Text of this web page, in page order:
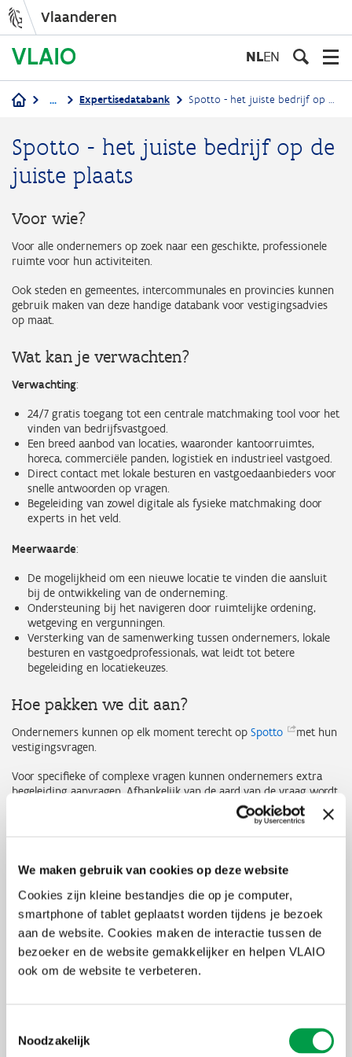
We maken gebruik van cookies op deze website
Cookies zijn kleine bestandjes die op je computer,
smartphone of tablet geplaatst worden tijdens je bezoek
aan de website. Cookies maken de interactie tussen de
bezoeker en de website gemakkelijker en helpen VLAIO
ook om de website te verbeteren.
Noodzakelijk
inhoud
Vlaanderen
NLEN
... Expertisedatabank Spotto - het juiste bedrijf op de juiste plaats
Spotto - het juiste bedrijf op de
juiste plaats
Voor wie?
Voor alle ondernemers op zoek naar een geschikte, professionele
ruimte voor hun activiteiten.
Ook steden en gemeentes, intercommunales en provincies kunnen
gebruik maken van deze handige databank voor vestigingsadvies
op maat.
Wat kan je verwachten?
Verwachting:
24/7 gratis toegang tot een centrale matchmaking tool voor het
vinden van bedrijfsvastgoed.
Een breed aanbod van locaties, waaronder kantoorruimtes,
horeca, commerciële panden, logistiek en industrieel vastgoed.
Direct contact met lokale besturen en vastgoedaanbieders voor
snelle antwoorden op vragen.
Begeleiding van zowel digitale als fysieke matchmaking door
experts in het veld.
Meerwaarde:
De mogelijkheid om een nieuwe locatie te vinden die aansluit
bij de ontwikkeling van de onderneming.
Ondersteuning bij het navigeren door ruimtelijke ordening,
wetgeving en vergunningen.
Versterking van de samenwerking tussen ondernemers, lokale
besturen en vastgoedprofessionals, wat leidt tot betere
begeleiding en locatiekeuzes.
Hoe pakken we dit aan?
Ondernemers kunnen op elk moment terecht op Spotto
met hun
vestigingsvragen.
Voor specifieke of complexe vragen kunnen ondernemers extra
begeleiding aanvragen. Afhankelijk van de aard van de vraag wordt
deze doorverwezen naar de juiste expert, zoals het lokale bestuur,
een professionele aanbieder of VLAIO. Vervolgens wordt er contact
vraagtraject bedraagt doorgaans maximaal 7 dagen.
VLAIO neemt ook deel aan lokale matchmaking-evenementen waar
ondernemers, aanbieders van bedrijfsvastgoed en lokale
overheden samenkomen om elkaar te ontmoeten en
netwerkmogelijkheden te verkennen.
Daarnaast kunnen ondernemers op elk moment via de